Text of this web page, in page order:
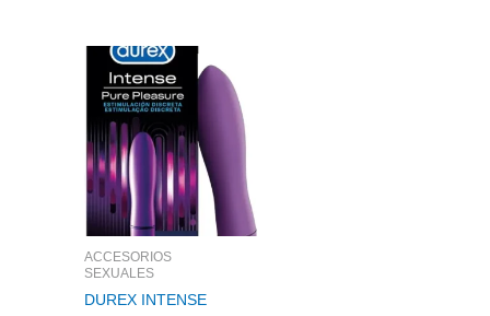
ACCESORIOS
SEXUALES
DUREX INTENSE